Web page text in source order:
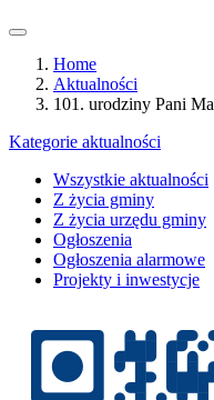
Home
Aktualności
101. urodziny Pani
Kategorie aktualności
Wszystkie aktualności
Z życia gminy
Z życia urzędu gminy
Ogłoszenia
Ogłoszenia alarmowe
Projekty i inwestycje